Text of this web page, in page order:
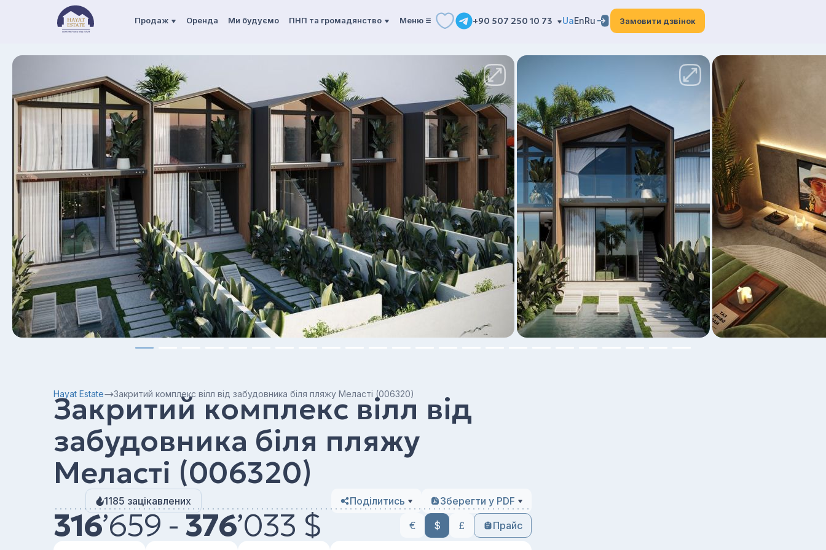
Продаж Оренда Ми будуємо ПНП та громадянство Mеню +90 507 250 10 73 UaEnRu Замовити дзвінок
Hayat Estate Закритий комплекс вілл від забудовника біля пляжу Меласті (006320)
Закритий комплекс вілл від
забудовника біля пляжу
Меласті (006320)
1185 зацікавлених Поділитись Зберегти у PDF
316’659 -376’033 $ € $ £ Прайс